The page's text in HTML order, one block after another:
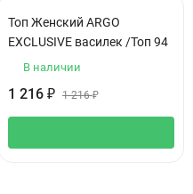
Топ Женский ARGO
EXCLUSIVE василек /Топ 94
В наличии
1 216 ₽ 1 216₽